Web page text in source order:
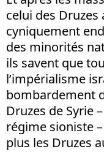
celui des Druzes
cyniquement
des minorités
ils savent que
l’impérialisme
bombardement
Druzes de Syrie
régime sioniste
plus les Druzes